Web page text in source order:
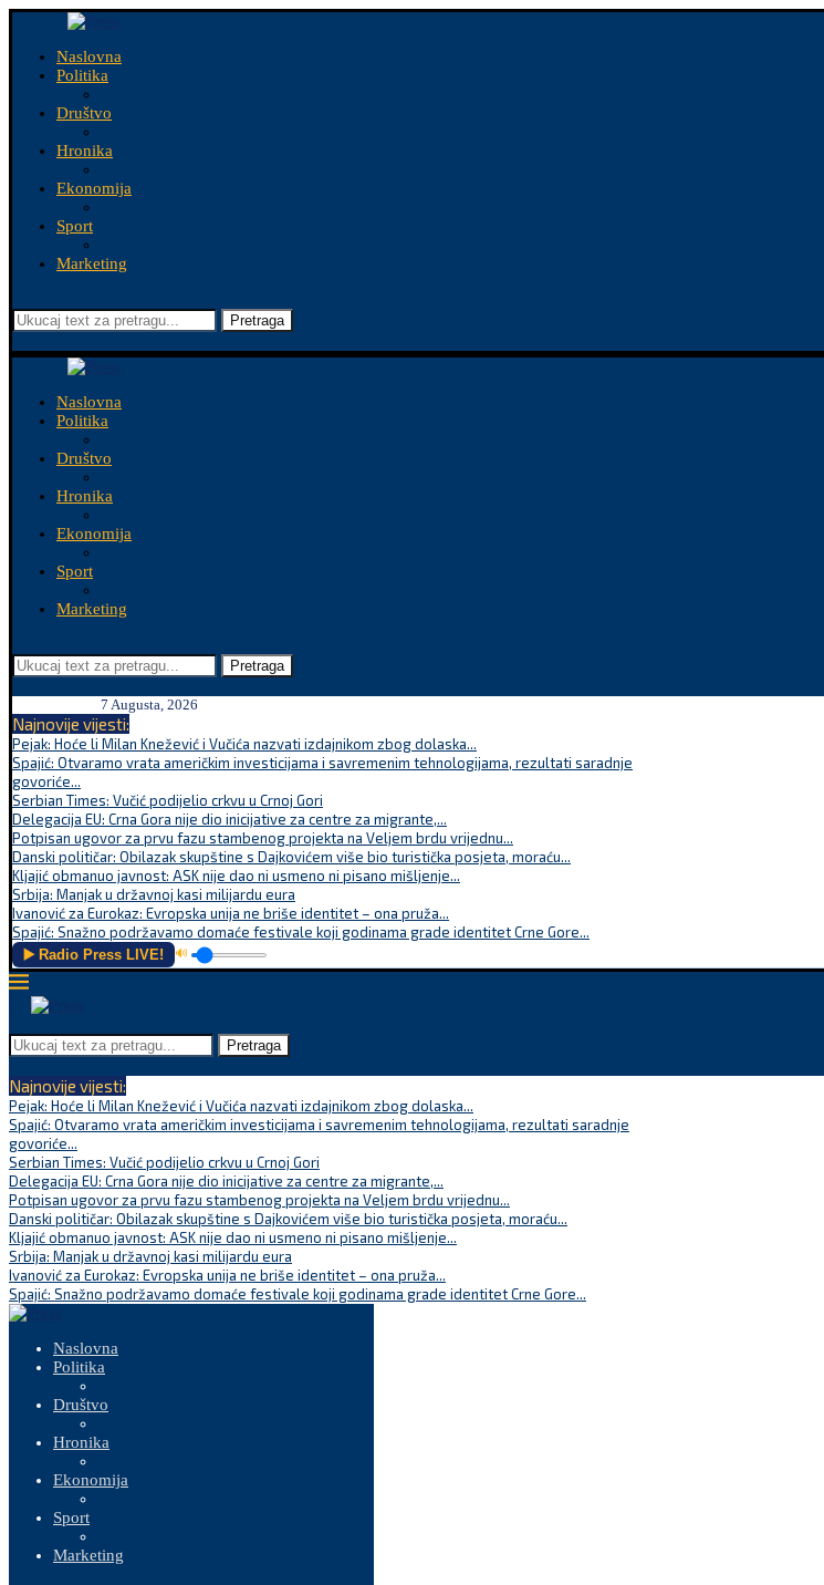
Naslovna
Politika
Društvo
Hronika
Ekonomija
Sport
Marketing
Pretraga
Naslovna
Politika
Društvo
Hronika
Ekonomija
Sport
Marketing
Pretraga
7 Augusta, 2026
Najnovije vijesti:
Pejak: Hoće li Milan Knežević i Vučića nazvati izdajnikom zbog dolaska...
Spajić: Otvaramo vrata američkim investicijama i savremenim tehnologijama, rezultati saradnje
govoriće...
Serbian Times: Vučić podijelio crkvu u Crnoj Gori
Delegacija EU: Crna Gora nije dio inicijative za centre za migrante,...
Potpisan ugovor za prvu fazu stambenog projekta na Veljem brdu vrijednu...
Danski političar: Obilazak skupštine s Dajkovićem više bio turistička posjeta, moraću...
Kljajić obmanuo javnost: ASK nije dao ni usmeno ni pisano mišljenje...
Srbija: Manjak u državnoj kasi milijardu eura
Ivanović za Eurokaz: Evropska unija ne briše identitet – ona pruža...
Spajić: Snažno podržavamo domaće festivale koji godinama grade identitet Crne Gore...
▶️ Radio Press LIVE! 🔊
Pretraga
Najnovije vijesti:
Pejak: Hoće li Milan Knežević i Vučića nazvati izdajnikom zbog dolaska...
Spajić: Otvaramo vrata američkim investicijama i savremenim tehnologijama, rezultati saradnje
govoriće...
Serbian Times: Vučić podijelio crkvu u Crnoj Gori
Delegacija EU: Crna Gora nije dio inicijative za centre za migrante,...
Potpisan ugovor za prvu fazu stambenog projekta na Veljem brdu vrijednu...
Danski političar: Obilazak skupštine s Dajkovićem više bio turistička posjeta, moraću...
Kljajić obmanuo javnost: ASK nije dao ni usmeno ni pisano mišljenje...
Srbija: Manjak u državnoj kasi milijardu eura
Ivanović za Eurokaz: Evropska unija ne briše identitet – ona pruža...
Spajić: Snažno podržavamo domaće festivale koji godinama grade identitet Crne Gore...
Naslovna
Politika
Društvo
Hronika
Ekonomija
Sport
Marketing